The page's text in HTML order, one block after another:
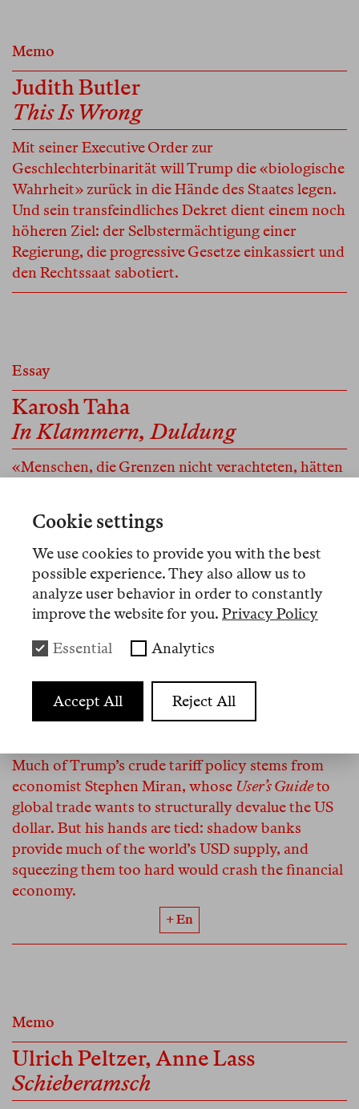
Memo
Judith Butler
This Is Wrong
Mit seiner Executive Order zur
Geschlechterbinarität will Trump die «biologische
Wahrheit» zurück in die Hände des Staates legen.
Und sein transfeindliches Dekret dient einem noch
höheren Ziel: der Selbstermächtigung einer
Regierung, die progressive Gesetze einkassiert und
den Rechtssaat sabotiert.
Essay
Karosh Taha
In Klammern, Duldung
«Menschen, die Grenzen nicht verachteten, hätten
mich verlassen.» Eine Erzählung über das Leben in
Duldung, das Menschen zum Verharren an Orten
zwingt, an denen sie nicht bleiben dürfen.
Andrea Binder
Much of Trump’s crude tariff policy stems from
economist Stephen Miran, whose User’s Guideto
global trade wants to structurally devalue the US
dollar. But his hands are tied: shadow banks
provide much of the world’s USD supply, and
squeezing them too hard would crash the financial
economy.
+ En
Memo
Ulrich Peltzer, Anne Lass
Schieberamsch
Cookie settings
We use cookies to provide you with the best
possible experience. They also allow us to
analyze user behavior in order to constantly
improve the website for you. Privacy Policy
Essential Analytics
Accept All Reject All